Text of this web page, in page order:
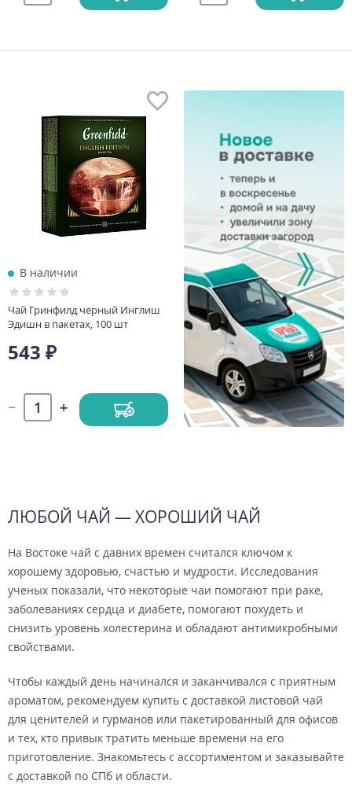
В наличии
Чай Гринфилд черный Инглиш
Эдишн в пакетах, 100 шт
543 ₽
ЛЮБОЙ ЧАЙ — ХОРОШИЙ ЧАЙ
На Востоке чай с давних времен считался ключом к
хорошему здоровью, счастью и мудрости. Исследования
ученых показали, что некоторые чаи помогают при раке,
заболеваниях сердца и диабете, помогают похудеть и
снизить уровень холестерина и обладают антимикробными
свойствами.
Чтобы каждый день начинался и заканчивался с приятным
ароматом, рекомендуем купить с доставкой листовой чай
для ценителей и гурманов или пакетированный для офисов
и тех, кто привык тратить меньше времени на его
приготовление. Знакомьтесь с ассортиментом и заказывайте
с доставкой по СПб и области.